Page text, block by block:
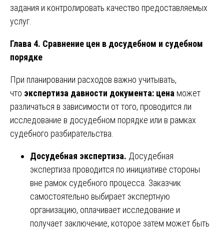
задания и контролировать качество предоставляемых
услуг.
Глава 4. Сравнение цен в досудебном и судебном
порядке
При планировании расходов важно учитывать,
что экспертиза давности документа: цена может
различаться в зависимости от того, проводится ли
исследование в досудебном порядке или в рамках
судебного разбирательства.
Досудебная экспертиза. Досудебная
экспертиза проводится по инициативе стороны
вне рамок судебного процесса. Заказчик
самостоятельно выбирает экспертную
организацию, оплачивает исследование и
получает заключение, которое затем может быть